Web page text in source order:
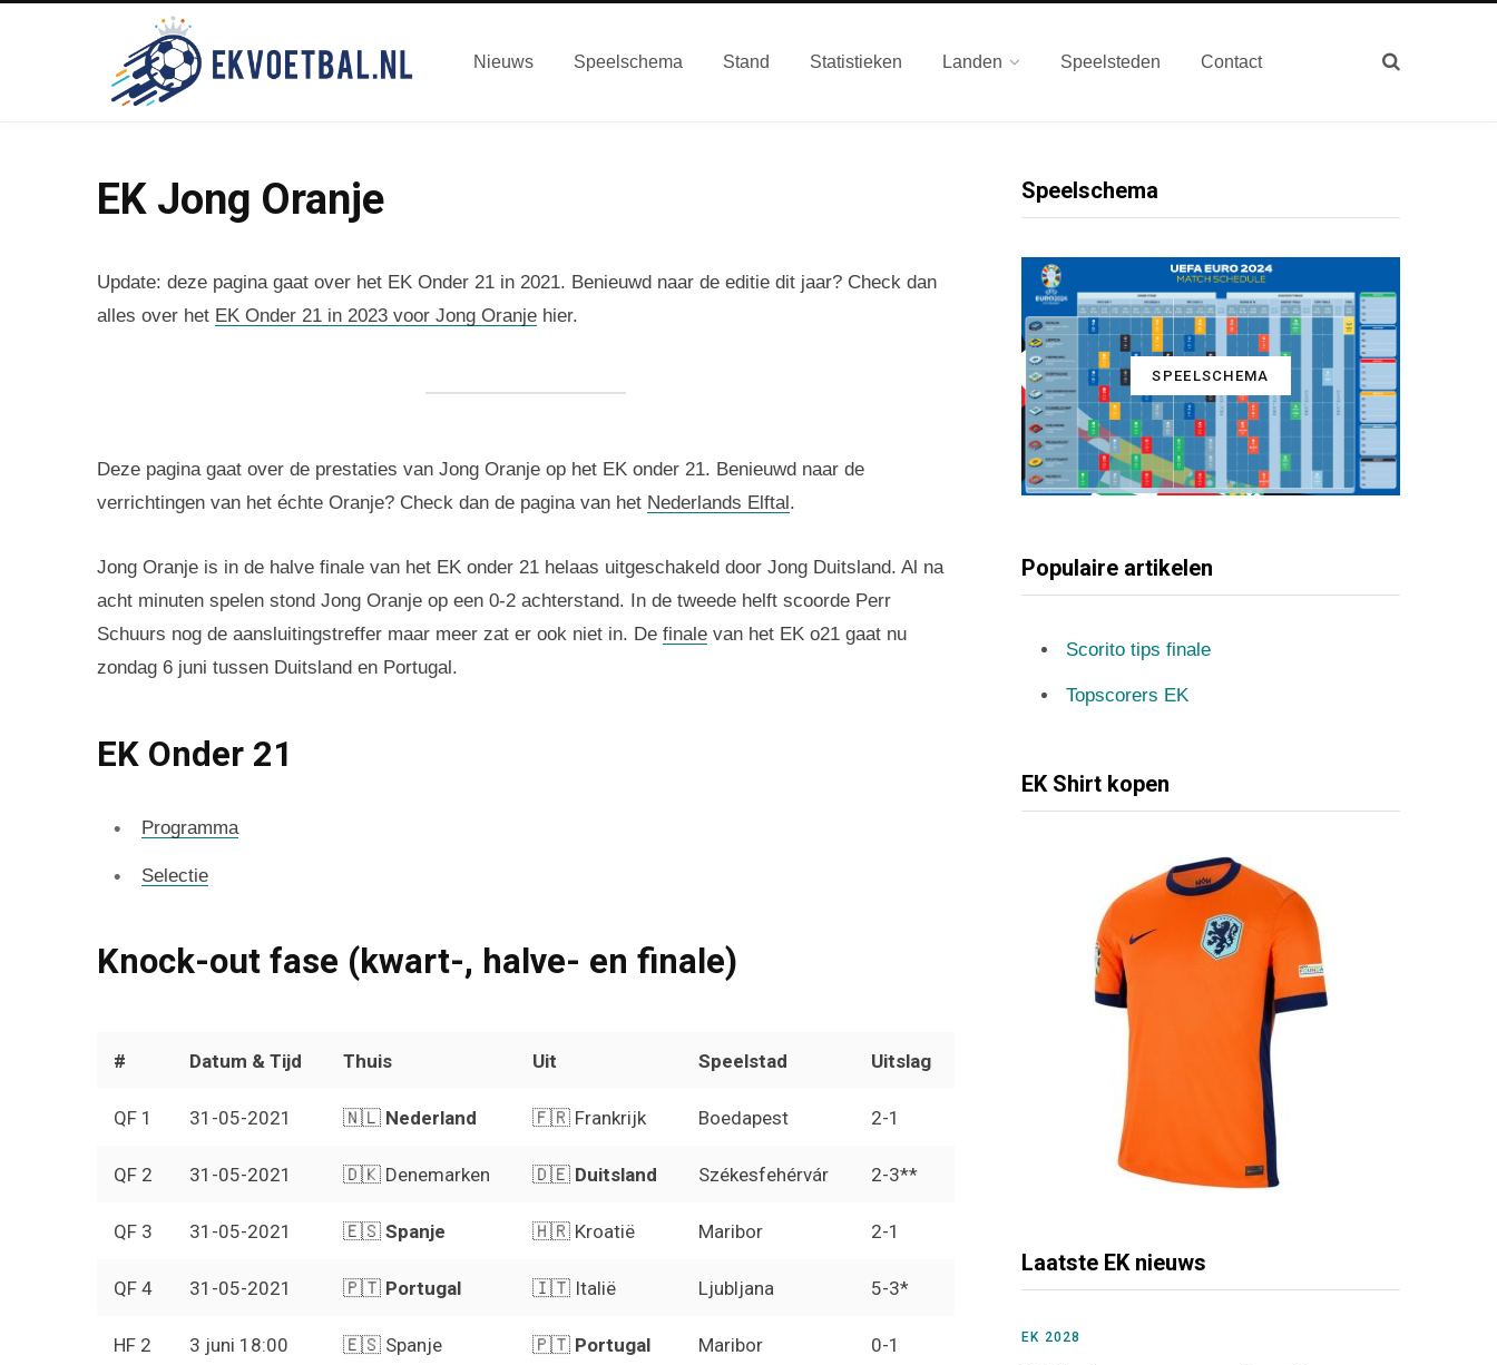
Nieuws Speelschema Stand Statistieken Landen Speelsteden Contact
EK Jong Oranje
Update: deze pagina gaat over het EK Onder 21 in 2021. Benieuwd naar de editie dit jaar? Check dan
alles over het EK Onder 21 in 2023 voor Jong Oranje hier.
Deze pagina gaat over de prestaties van Jong Oranje op het EK onder 21. Benieuwd naar de
verrichtingen van het échte Oranje? Check dan de pagina van het Nederlands Elftal .
Jong Oranje is in de halve finale van het EK onder 21 helaas uitgeschakeld door Jong Duitsland. Al na
acht minuten spelen stond Jong Oranje op een 0-2 achterstand. In de tweede helft scoorde Perr
Schuurs nog de aansluitingstreffer maar meer zat er ook niet in. De finale van het EK o21 gaat nu
zondag 6 juni tussen Duitsland en Portugal.
EK Onder 21
Programma
Selectie
Knock-out fase (kwart-, halve- en finale)
# Datum & Tijd Thuis Uit Speelstad Uitslag
QF 1 31-05-2021 🇳🇱 Nederland 🇫🇷 Frankrijk Boedapest 2-1
QF 2 31-05-2021 🇩🇰 Denemarken 🇩🇪 Duitsland Székesfehérvár 2-3**
QF 3 31-05-2021 🇪🇸 Spanje 🇭🇷 Kroatië Maribor 2-1
QF 4 31-05-2021 🇵🇹 Portugal 🇮🇹 Italië Ljubljana 5-3*
HF 2 3 juni 18:00 🇪🇸 Spanje 🇵🇹 Portugal Maribor 0-1
Speelschema
SPEELSCHEMA
Populaire artikelen
Scorito tips finale
Topscorers EK
EK Shirt kopen
Laatste EK nieuws
EK 2028